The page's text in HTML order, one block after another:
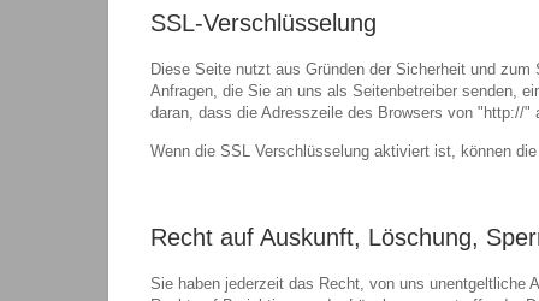
SSL-Verschlüsselung
Diese Seite nutzt aus Gründen der Sicherheit und
Anfragen, die Sie an uns als Seitenbetreiber senden,
daran, dass die Adresszeile des Browsers von "http://
Wenn die SSL Verschlüsselung aktiviert ist, können
Recht auf Auskunft, Löschung,
Sie haben jederzeit das Recht, von uns unentgeltliche